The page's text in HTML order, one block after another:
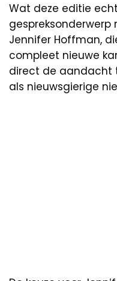
Wat deze editie
Jennifer Hoffman,
compleet nieuwe
direct de aandacht
als nieuwsgierige